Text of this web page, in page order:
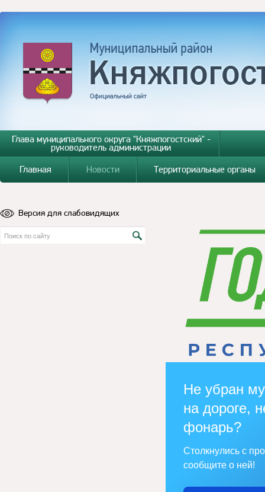
Глава муниципального округа "Княжпогостский" -
руководитель администрации
Главная
Новости Территориальные органы
Версия для слабовидящих
Не убран
на дороге,
фонарь?
Столкнулись с
сообщите о ней!